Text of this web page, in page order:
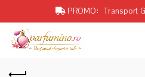
PROMO: Transport